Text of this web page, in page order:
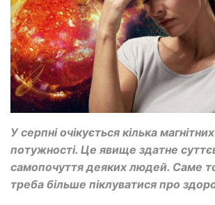
У серпні очікується кілька
потужності. Це явище здатне
самопочуття деяких людей. Саме
треба більше піклуватися про